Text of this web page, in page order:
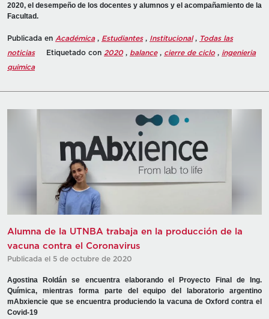
2020, el desempeño de los docentes y alumnos y el acompañamiento de la
Facultad.
Publicada en Académica, Estudiantes, Institucional, Todas las
noticias
Etiquetado con 2020, balance, cierre de ciclo, ingenieria
quimica
Alumna de la UTNBA trabaja en la producción de la
vacuna contra el Coronavirus
Publicada el 5 de octubre de 2020
Agostina Roldán se encuentra elaborando el Proyecto Final de Ing.
Química, mientras forma parte del equipo del laboratorio argentino
mAbxiencie que se encuentra produciendo la vacuna de Oxford contra el
Covid-19